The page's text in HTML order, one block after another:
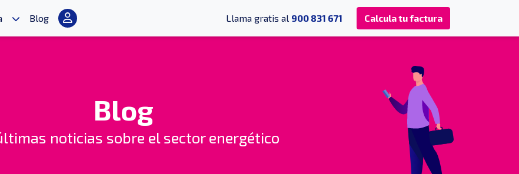
Blog Llama gratis al 900 831 671 Calcula tu factura
Blog
noticias sobre el sector energético